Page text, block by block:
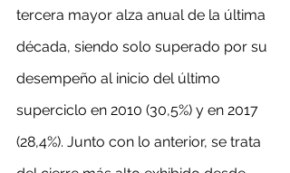
tercera mayor alza anual de la última
década, siendo solo superado por su
desempeño al inicio del último
superciclo en 2010 (30,5%) y en 2017
(28,4%). Junto con lo anterior, se trata